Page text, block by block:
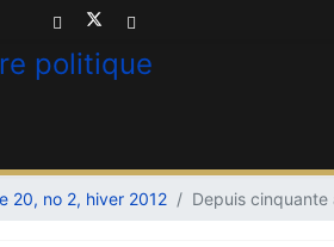
20, no 2, hiver 2012 Depuis cinquante